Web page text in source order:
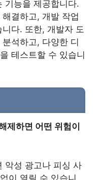
기능을 제공합니다.
결하고, 개발 작업
다. 또한, 개발자 도
석하고, 다양한 디
테스트할 수 있습니
제하면 어떤 위험이
악성 광고나 피싱 사
이 열릴 수 있습니